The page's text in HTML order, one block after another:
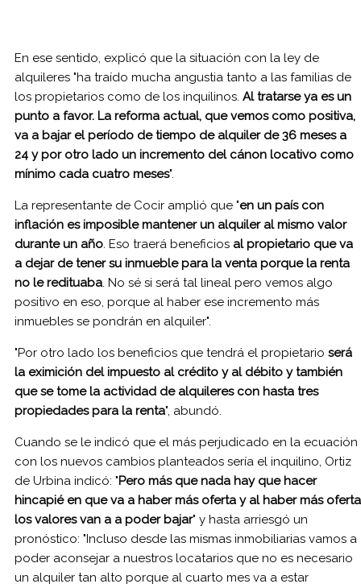
En ese sentido, explicó que la situación con la ley de
alquileres "ha traído mucha angustia tanto a las familias de
los propietarios como de los inquilinos. Al tratarse ya es un
punto a favor. La reforma actual, que vemos como positiva,
va a bajar el período de tiempo de alquiler de 36 meses a
24 y por otro lado un incremento del cánon locativo como
mínimo cada cuatro meses".
La representante de Cocir amplió que "en un país con
inflación es imposible mantener un alquiler al mismo valor
durante un año. Eso traerá beneficios al propietario que va
a dejar de tener su inmueble para la venta porque la renta
no le redituaba. No sé si será tal lineal pero vemos algo
positivo en eso, porque al haber ese incremento más
inmuebles se pondrán en alquiler".
"Por otro lado los beneficios que tendrá el propietario será
la eximición del impuesto al crédito y al débito y también
que se tome la actividad de alquileres con hasta tres
propiedades para la renta", abundó.
Cuando se le indicó que el más perjudicado en la ecuación
con los nuevos cambios planteados sería el inquilino, Ortiz
de Urbina indicó: "Pero más que nada hay que hacer
hincapié en que va a haber más oferta y al haber más oferta
los valores van a a poder bajar" y hasta arriesgó un
pronóstico: "Incluso desde las mismas inmobiliarias vamos a
poder aconsejar a nuestros locatarios que no es necesario
un alquiler tan alto porque al cuarto mes va a estar